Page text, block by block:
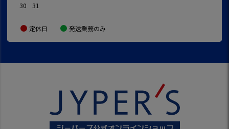
30
31
定休日 発送業務のみ